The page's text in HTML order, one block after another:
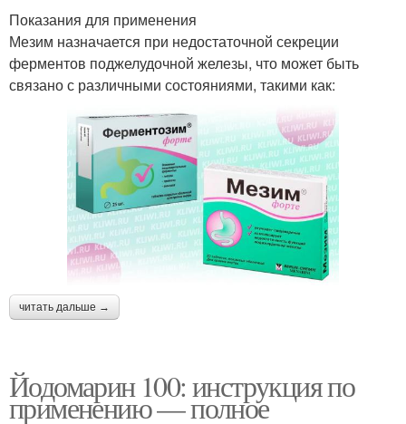
Показания для применения
Мезим назначается при недостаточной секреции
ферментов поджелудочной железы, что может быть
связано с различными состояниями, такими как:
читать дальше →
Йодомарин 100: инструкция по
применению — полное